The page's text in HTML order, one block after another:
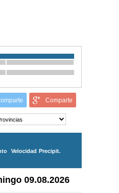
Comparte
Velocidad Precipit.
09.08.2026